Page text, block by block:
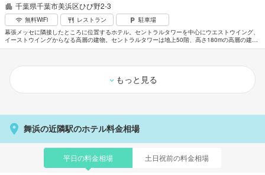
千葉県千葉市美浜区ひび野2-3
無料WiFi レストラン
駐車場
幕張メッセに隣接したところに位置するホテル。セントラルタワーを中心にウエストウイング、
イーストウイングからなる高層の建物。セントラルタワーは地上50階、高さ180mの高層の建物
で、3棟合わせて2,007室の客室数を有している。15種類以上もの各種風呂をそなえた自慢の大
もっと見る
舞浜の近隣駅のホテル料金相場
平日の料金相場 土日祝前の料金相場